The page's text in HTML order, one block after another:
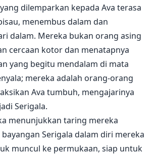
napas.
dan memalingkan wajah,
serangan pertama. Dia yang
dan dia yang menahannya di sini.
untuk dilakukan, tidak ada yang
punya untukku, Ava?" Ketika
suaranya kasar dan penuh
lebih baik dari ini."
dilemparkan kepada Ava terasa
menembus dalam dan
dalam. Mereka bukan orang asing
cercaan kotor dan menatapnya
yang begitu mendalam di mata
mereka adalah orang-orang
Ava tumbuh, mengajarinya
Serigala.
menunjukkan taring mereka
Serigala dalam diri mereka
muncul ke permukaan, siap untuk